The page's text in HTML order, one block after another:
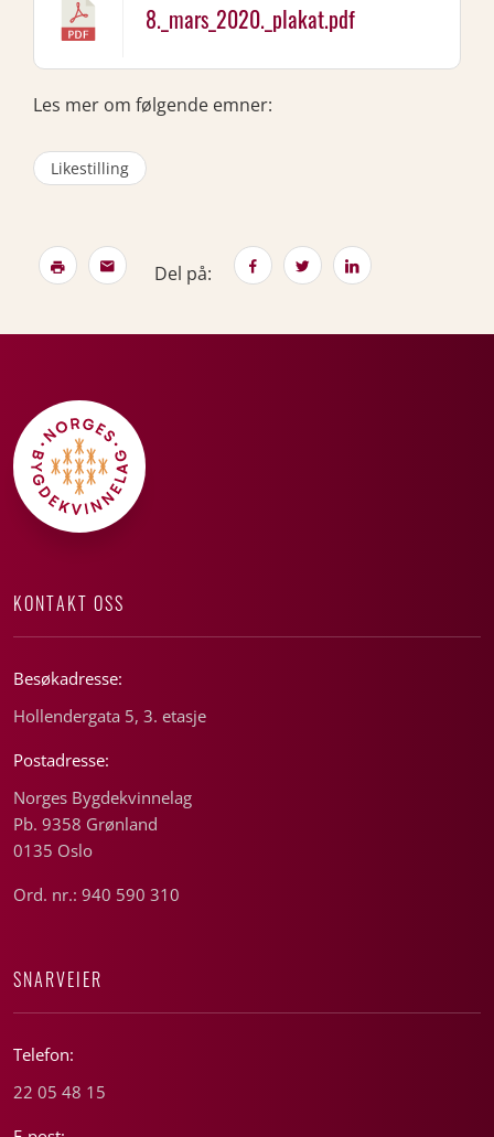
8._mars_2020._plakat.pdf
Les mer om følgende emner:
Likestilling
Del på:
KONTAKT OSS
Besøkadresse:
Hollendergata 5, 3. etasje
Postadresse:
Norges Bygdekvinnelag
Pb. 9358 Grønland
0135 Oslo
Ord. nr.: 940 590 310
SNARVEIER
Telefon:
22 05 48 15